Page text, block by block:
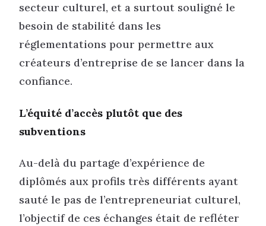
secteur culturel, et a surtout souligné le
besoin de stabilité dans les
réglementations pour permettre aux
créateurs d’entreprise de se lancer dans la
confiance.
L’équité d’accès plutôt que des
subventions
Au-delà du partage d’expérience de
diplômés aux profils très différents ayant
sauté le pas de l’entrepreneuriat culturel,
l’objectif de ces échanges était de refléter